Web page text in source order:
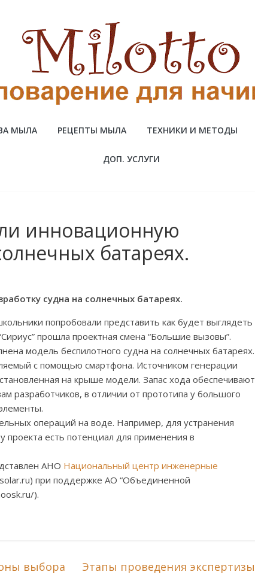
МЫЛА РЕЦЕПТЫ МЫЛА ТЕХНИКИ И МЕТОДЫ
ДОП. УСЛУГИ
инновационную
батареях.
судна на солнечных батареях.
попробовали представить как будет выглядеть
прошла проектная смена “Большие вызовы”.
модель беспилотного судна на солнечных батареях.
с помощью смартфона. Источником генерации
на крыше модели. Запас хода обеспечивают
разработчиков, в отличии от прототипа у большого
операций на воде. Например, для устранения
проекта есть потенциал для применения в
АНО Национальный центр инженерные
при поддержке АО “Объединенной
).
выбора Этапы проведения экспертизы